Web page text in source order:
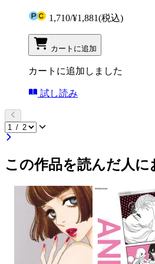
1,710/¥1,881(税込)
カートに追加
カートに追加しました
試し読み
この作品を読んだ人